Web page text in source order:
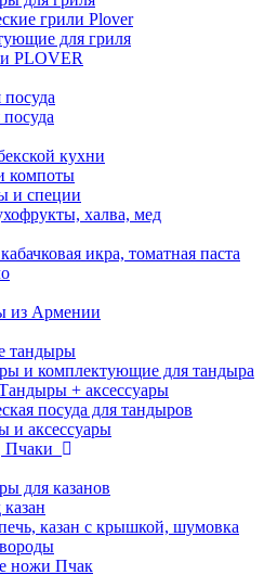
грили Plover
для гриля
PLOVER
кухни
компоты
и специи
халва, мед
икра, томатная паста
из Армении
тандыры
и комплектующие для тандыра
+ аксессуары
посуда для тандыров
и аксессуары
Пчаки
для казанов
казан с крышкой, шумовка
ножи Пчак